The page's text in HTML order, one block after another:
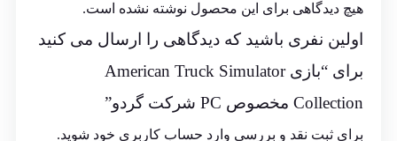
هیچ دیدگاهی برای این محصول نوشته نشده است.
اولین نفری باشید که دیدگاهی را ارسال می کنید
برای “بازی American Truck Simulator
Collection مخصوص PC شرکت گردو”
برای ثبت نقد و بررسی وارد حساب کاربری خود شوید.